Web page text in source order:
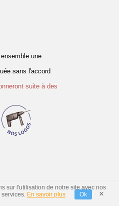
une
sans l'accord
suite à des
sur l'utilisation de notre site avec nos
En savoir plus Ok ×